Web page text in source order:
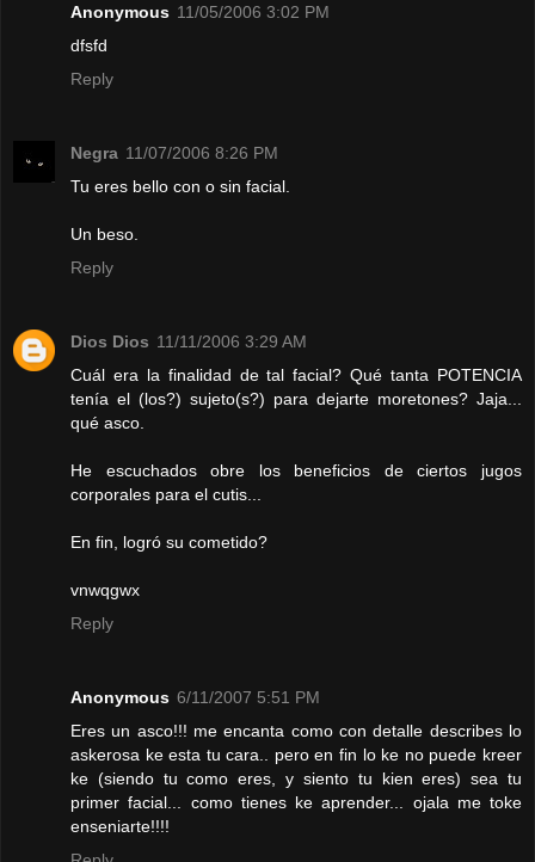
Anonymous 11/05/2006 3:02 PM
dfsfd
Reply
Negra 11/07/2006 8:26 PM
Tu eres bello con o sin facial.
Un beso.
Reply
Dios Dios 11/11/2006 3:29 AM
Cuál era la finalidad de tal facial? Qué tanta POTENCIA
tenía el (los?) sujeto(s?) para dejarte moretones? Jaja...
qué asco.
He escuchados obre los beneficios de ciertos jugos
corporales para el cutis...
En fin, logró su cometido?
vnwqgwx
Reply
Anonymous 6/11/2007 5:51 PM
Eres un asco!!! me encanta como con detalle describes lo
askerosa ke esta tu cara.. pero en fin lo ke no puede kreer
ke (siendo tu como eres, y siento tu kien eres) sea tu
primer facial... como tienes ke aprender... ojala me toke
enseniarte!!!!